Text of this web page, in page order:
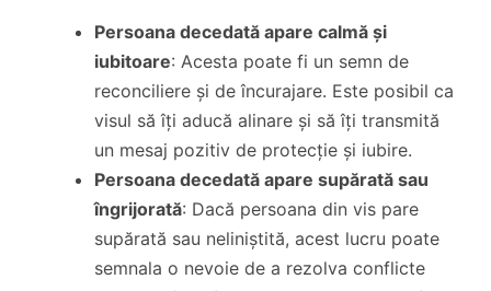
Persoana decedată apare calmă și
iubitoare: Acesta poate fi un semn de
reconciliere și de încurajare. Este posibil ca
visul să îți aducă alinare și să îți transmită
un mesaj pozitiv de protecție și iubire.
Persoana decedată apare supărată sau
îngrijorată: Dacă persoana din vis pare
supărată sau neliniștită, acest lucru poate
semnala o nevoie de a rezolva conflicte